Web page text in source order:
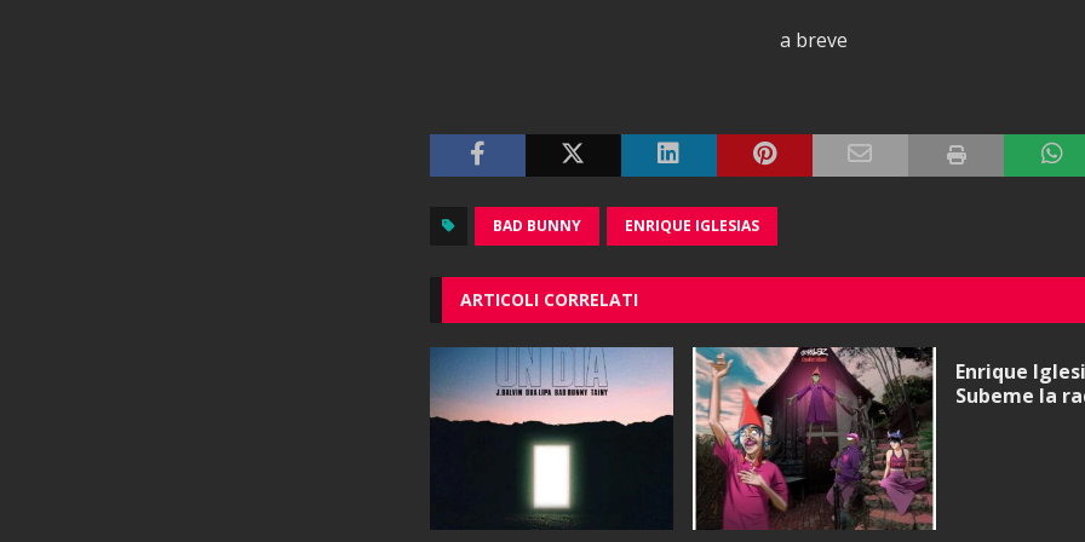
a breve
BAD BUNNY ENRIQUE IGLESIAS
ARTICOLI CORRELATI
Enrique
Subeme la